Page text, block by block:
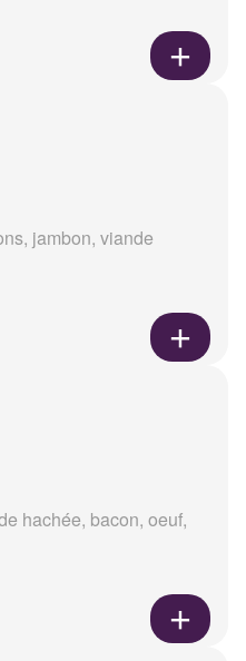
jambon, viande
hachée, bacon, oeuf,